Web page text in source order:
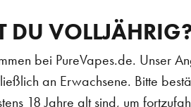
DU
bei PureVapes.de. Unser
an Erwachsene. Bitte
18 Jahre alt sind, um
Pflanzenglycerin,
stehen für ein großartiges